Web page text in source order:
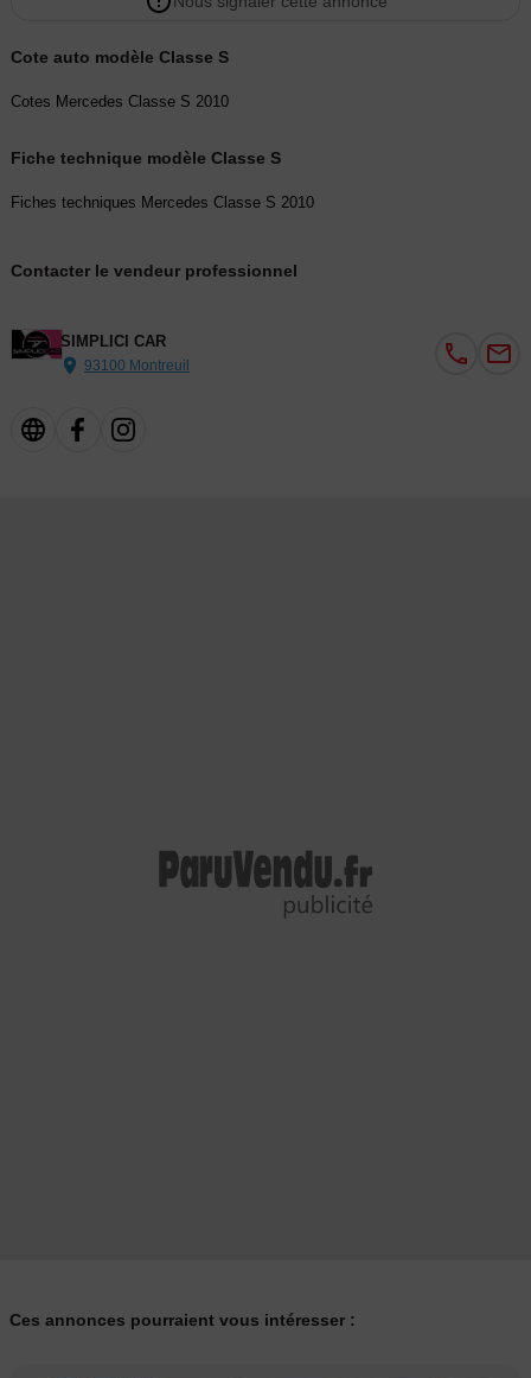
Cote auto modèle Classe S
Cotes Mercedes Classe S 2010
Fiche technique modèle Classe S
Fiches techniques Mercedes Classe S 2010
Contacter le vendeur professionnel
SIMPLICI CAR
93100 Montreuil
Ces annonces pourraient vous intéresser :